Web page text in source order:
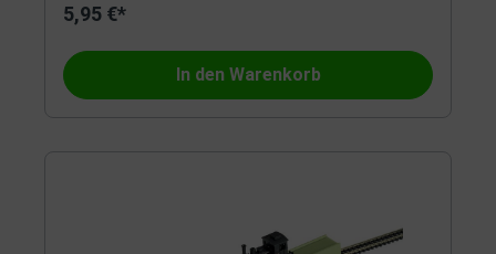
5,95 €*
In den Warenkorb